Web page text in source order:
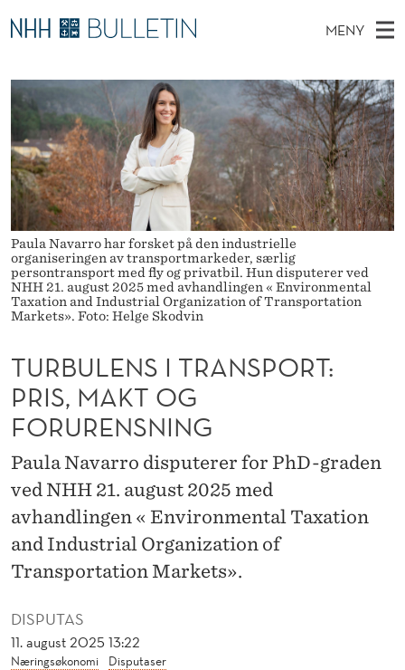
T
U
R
B
U
L
E
N
S
T
R
A
N
S
P
O
R
T
MENY
O
V
E
D
M
E
N
Y
Ø
K
T
T
S
T
E
D
E
T
Stipendiater og nye forskerprofiler
Disputaser
Ekspertutvalg
Om Bulletin
Paula Navarro har forsket på den industrielle
organiseringen av transportmarkeder, særlig
persontransport med fly og privatbil. Hun disputerer ved
NHH 21. august 2025 med avhandlingen « Environmental
Taxation and Industrial Organization of Transportation
Markets». Foto: Helge Skodvin
DISPUTAS
11. august 2025 13:22
Næringsøkonomi Disputaser
TURBULENS I TRANSPORT:
PRIS, MAKT OG
FORURENSNING
Paula Navarro disputerer for PhD-graden
ved NHH 21. august 2025 med
avhandlingen « Environmental Taxation
and Industrial Organization of
Transportation Markets».